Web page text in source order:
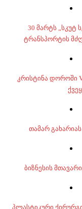
30 მარტს „სკუტ
ტრანსპორტის
კრისტინა დოროში
თამარ
ბიზნესის
პლასტიკური